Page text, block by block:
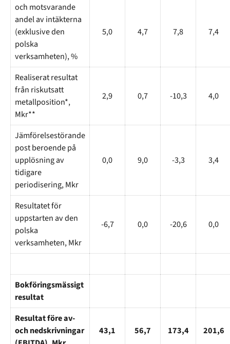
och motsvarande
andel av intäkterna
(exklusive den
polska
verksamheten), %
5,0 4,7 7,8 7,4
Realiserat resultat
från riskutsatt
metallposition*,
Mkr**
2,9 0,7 -10,3 4,0
Jämförelsestörande
post beroende på
upplösning av
tidigare
periodisering, Mkr
0,0 9,0 -3,3 3,4
Resultatet för
uppstarten av den
polska
verksamheten, Mkr
-6,7 0,0 -20,6 0,0
Bokföringsmässigt
resultat
Resultat före av-
och nedskrivningar
43,1 56,7 173,4 201,6